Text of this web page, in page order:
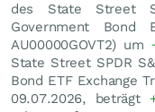
des State Street
Government Bond
AU00000GOVT2) um
State Street SPDR
Bond ETF Exchange
09.07.2026, beträgt